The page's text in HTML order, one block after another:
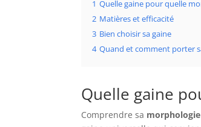
1 Quelle gaine pour quelle
2 Matières et efficacité
3 Bien choisir sa gaine
4 Quand et comment porter
Quelle gaine
Comprendre sa morphologie